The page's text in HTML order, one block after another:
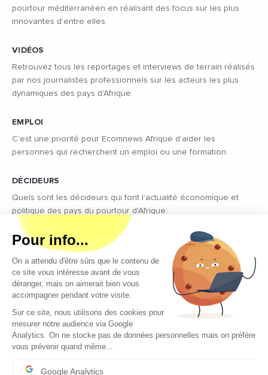
pourtour méditerranéen en réalisant des focus sur les plus
innovantes d’entre elles.
VIDÉOS
Retrouvez tous les reportages et interviews de terrain réalisés
par nos journalistes professionnels sur les acteurs les plus
dynamiques des pays d'Afrique.
EMPLOI
C’est une priorité pour Ecomnews Afrique d’aider les
personnes qui recherchent un emploi ou une formation.
DÉCIDEURS
Quels sont les décideurs qui font l’actualité économique et
politique des pays du pourtour d'Afrique.
Copyright © 2026 - Tous droits réservés
Qui sommes-nous ?
Contact